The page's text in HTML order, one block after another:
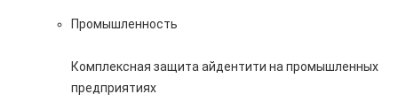
Промышленность
Комплексная защита айдентити на промышленных
предприятиях